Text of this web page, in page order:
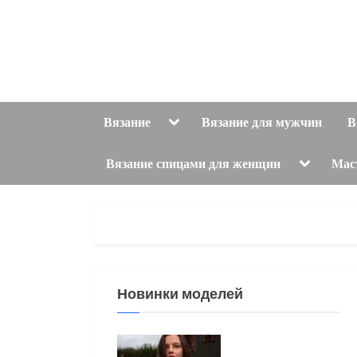
Вязание ToggleВязание для мужчин
Вязание спицами для женщин Toggle
menu
Новинки моделей